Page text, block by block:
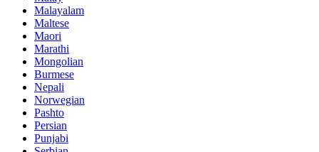
Malayalam
Maltese
Maori
Marathi
Mongolian
Burmese
Nepali
Norwegian
Pashto
Persian
Punjabi